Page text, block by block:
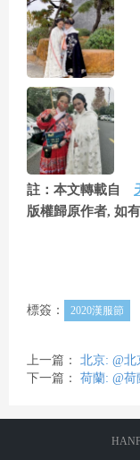
註：本文轉載自
版權歸原作者, 如
標簽： 2020漢服節
上一篇： 北京: @北
下一篇： 荷蘭: @荷